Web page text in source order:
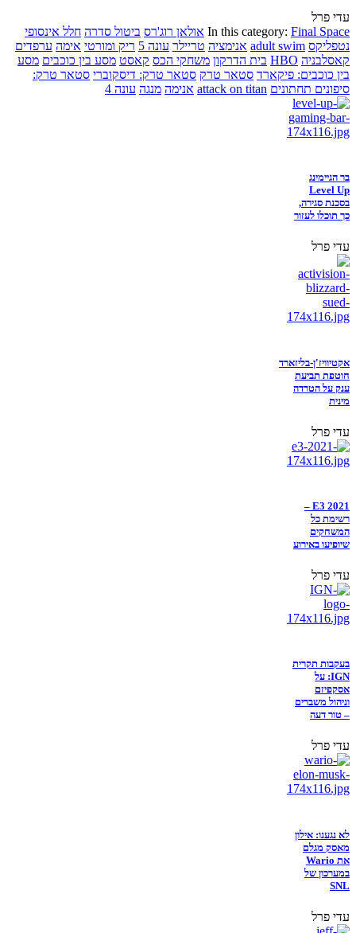
עדי פרל
In this category: Final Space אולאן רוג'רס ביטול סדרה חלל אינסופי
נטפליקס adult swim אנימציה טריילר עונה 5 ריק ומורטי אימה ערפדים
קאסלבניה HBO בית הדרקון משחקי הכס קאסט מסע בין כוכבים מסע
בין כוכבים: פיקארד סטאר טרק סטאר טרק: דיסקוברי סטאר טרק:
סיפונים תחתונים attack on titan אנימה מנגה עונה 4
בר הגיימינג
Level Up
בסכנת סגירה,
כך תוכלו לעזור
עדי פרל
אקטיוויז'ן-בליזארד
חוטפת תביעת
ענק על הטרדה
מינית
עדי פרל
E3 2021 –
רשימת כל
המשחקים
שיופיעו באירוע
עדי פרל
בעקבות תקרית
IGN: על
אסקפיזם
וניהול משברים
– טור דעה
עדי פרל
לא נגענו: אילון
מאסק מגלם
את Wario
במערכון של
SNL
עדי פרל